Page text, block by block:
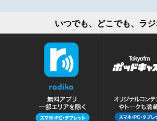
いつでも、どこでも、ラジ